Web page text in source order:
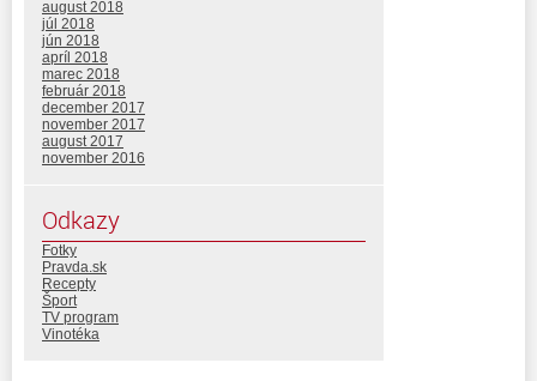
august 2018
júl 2018
jún 2018
apríl 2018
marec 2018
február 2018
december 2017
november 2017
august 2017
november 2016
Odkazy
Fotky
Pravda.sk
Recepty
Šport
TV program
Vinotéka